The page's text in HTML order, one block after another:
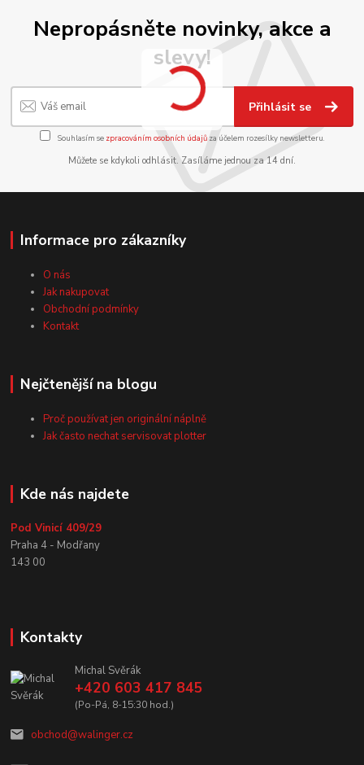
Nepropásněte novinky, akce a
slevy!
Přihlásit se
Souhlasím se zpracováním osobních údajůza účelem rozesílky newsletteru.
Můžete se kdykoli odhlásit. Zasíláme jednou za 14 dní.
Informace pro zákazníky
O nás
Jak nakupovat
Obchodní podmínky
Kontakt
Nejčtenější na blogu
Proč používat jen originální náplně
Jak často nechat servisovat plotter
Kde nás najdete
Pod Vinicí 409/29
Praha 4 - Modřany
143 00
Kontakty
Michal Svěrák
+420 603 417 845
(Po-Pá, 8-15:30 hod.)
obchod@walinger.cz